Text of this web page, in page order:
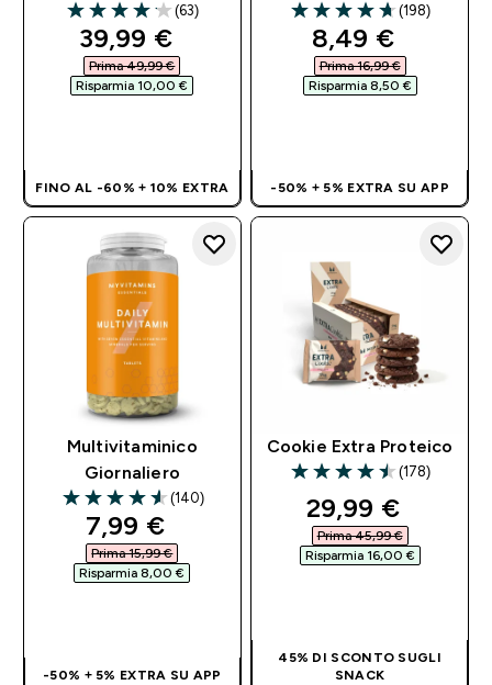
4.14 out of 5 stars
(63)
discounted price
39,99 €‎
Prima 49,99 €‎
Risparmia 10,00 €‎
FINO AL -60% + 10% EXTRA
4.69 out of 5 stars
(198)
discounted
8,49 €‎
Prima 16,99 €‎
Risparmia 8,50 €‎
-50% + 5% EXTRA SU APP
Multivitaminico
Giornaliero
4.54 out of 5 stars
(140)
discounted price
7,99 €‎
Prima 15,99 €‎
Risparmia 8,00 €‎
-50% + 5% EXTRA SU APP
Cookie Extra Proteico
4.51 out of 5 stars
(178)
discounted
29,99 €‎
Prima 45,99 €‎
Risparmia 16,00 €‎
45% DI SCONTO SUGLI
SNACK